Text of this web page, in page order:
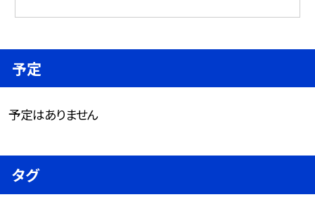
予定
予定はありません
タグ